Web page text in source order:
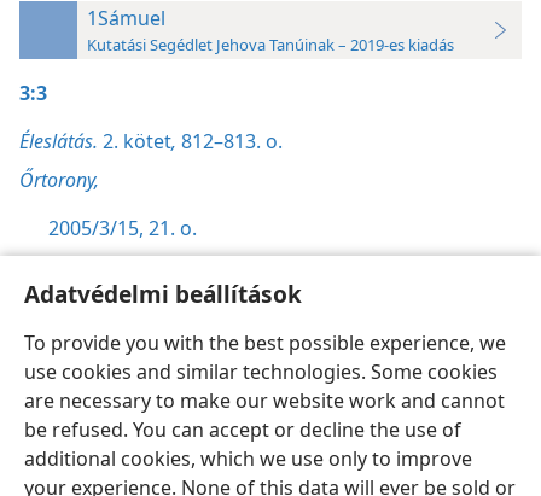
Adatvédelmi beállítások
To provide you with the best possible experience, we
use cookies and similar technologies. Some cookies
are necessary to make our website work and cannot
be refused. You can accept or decline the use of
additional cookies, which we use only to improve
your experience. None of this data will ever be sold or
1Sámuel
Kutatási Segédlet Jehova Tanúinak – 2019-es kiadás
3:3
Éleslátás. 2. kötet, 812–813. o.
Őrtorony,
2005/3/15, 21. o.
Magyar Beállítások
Copyright© 2026 Watch Tower Bible and Tract Society of Pennsylvania
Felhasználási feltételek
Bizalmas információra vonatkozó szabályok
Adatvédelmi beállítások
JW.ORG Bejelentkezés